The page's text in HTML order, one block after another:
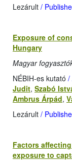
Lezárult /
Exposure of
Hungary
Magyar
NÉBIH-es kutató /
Judit, Szabó
Ambrus Árpád,
Lezárult /
Factors
exposure to